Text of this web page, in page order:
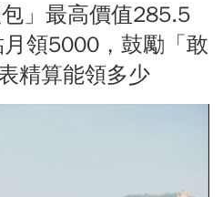
包」最高價值285.5
領5000，鼓勵「敢
精算能領多少